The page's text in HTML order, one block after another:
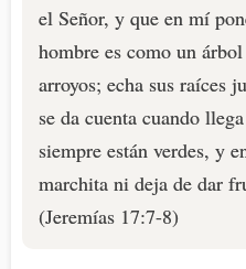
el Señor, y que en mí
hombre es como un
arroyos; echa sus raíces
se da cuenta cuando
siempre están verdes, y
marchita ni deja de dar
(Jeremías 17:7-8)